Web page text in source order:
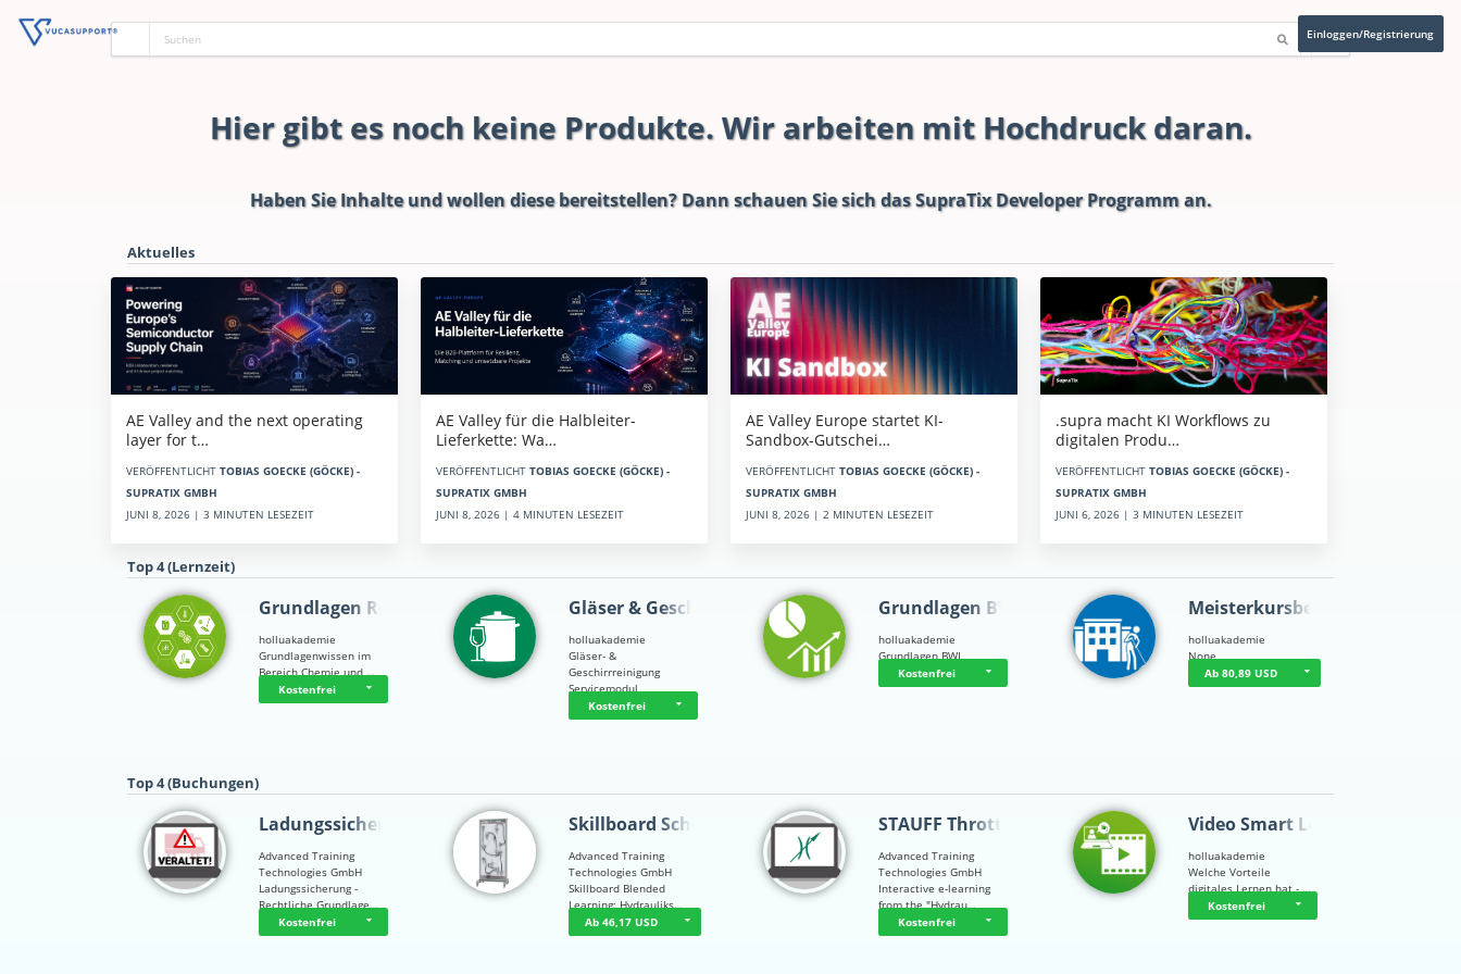
Einloggen/Registrierung
Hier gibt es noch keine Produkte. Wir arbeiten mit Hochdruck daran.
Haben Sie Inhalte und wollen diese bereitstellen? Dann schauen Sie sich dasSupraTix Developer Programman.
Aktuelles
AE Valley and the next operating
layer for t…
VERÖFFENTLICHT TOBIAS GOECKE (GÖCKE) -
SUPRATIX GMBH
JUNI 8, 2026 | 3 MINUTEN LESEZEIT
AE Valley für die Halbleiter-
Lieferkette: Wa…
VERÖFFENTLICHT TOBIAS GOECKE (GÖCKE) -
SUPRATIX GMBH
JUNI 8, 2026 | 4 MINUTEN LESEZEIT
AE Valley Europe startet KI-
Sandbox-Gutschei…
VERÖFFENTLICHT TOBIAS GOECKE (GÖCKE) -
SUPRATIX GMBH
JUNI 8, 2026 | 2 MINUTEN LESEZEIT
.supra macht KI Workflows zu
digitalen Produ…
VERÖFFENTLICHT TOBIAS GOECKE (GÖCKE) -
SUPRATIX GMBH
JUNI 6, 2026 | 3 MINUTEN LESEZEIT
Top 4 (Lernzeit)
Grundlagen Rein…
holluakademie
Grundlagenwissen im
Bereich Chemie und …
Kostenfrei
Gläser & Geschi…
holluakademie
Gläser- &
Geschirrreinigung
Servicemodul
Kostenfrei
Grundlagen BWL
holluakademie
Grundlagen BWL
Kostenfrei
Meisterkursbegl…
holluakademie
None
Ab 80,89 USD
Top 4 (Buchungen)
Ladungssicherung
Advanced Training
Technologies GmbH
Ladungssicherung -
Rechtliche Grundlage…
Kostenfrei
Skillboard Schl…
Advanced Training
Technologies GmbH
Skillboard Blended
Learning: Hydrauliks…
Ab 46,17 USD
STAUFF Throttle…
Advanced Training
Technologies GmbH
Interactive e-learning
from the "Hydrau…
Kostenfrei
Video Smart Lea…
holluakademie
Welche Vorteile
digitales Lernen hat - …
Kostenfrei